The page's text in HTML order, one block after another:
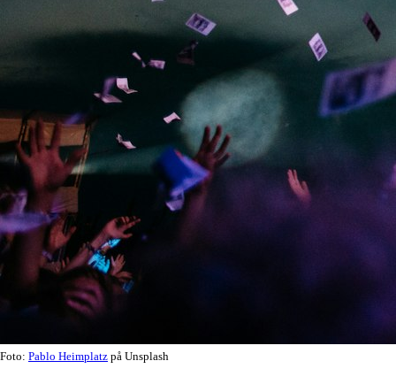
Foto: Pablo Heimplatz på Unsplash